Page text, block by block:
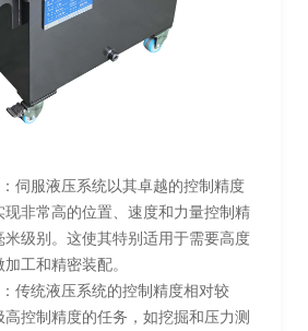
服液压系统以其卓越的控制精度
非常高的位置、速度和力量控制精
米级别。这使其特别适用于需要高度
工和精密装配。
统液压系统的控制精度相对较
控制精度的任务，如挖掘和压力测